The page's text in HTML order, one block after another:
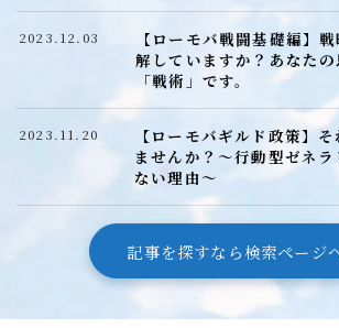
ローモバ戦闘編
戦闘基礎編
戦闘防衛編
戦闘攻撃編
戦闘応用編
【ローモバ戦闘基礎編】
解していますか？あなた
「戦術」です。
2023.12.03
【ローモバギルド政策】
ませんか？～行動型ゼネ
ない理由～
2023.11.20
記事を探すなら検索ページ